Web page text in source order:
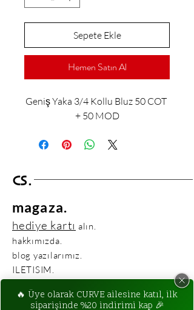
Sepete Ekle
Hemen Satın Al
Geniş Yaka 3/4 Kollu Bluz 50 COT
+ 50 MOD
CS.
magaza.
hediye kartı alın.
hakkımızda.
blog yazılarımız.
ILETISIM.
ILETISIM BILGILERIMIZ: